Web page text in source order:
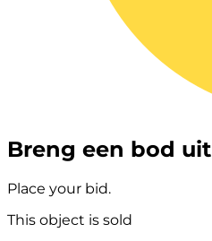
Breng een bod uit
Place your bid.
This object is sold